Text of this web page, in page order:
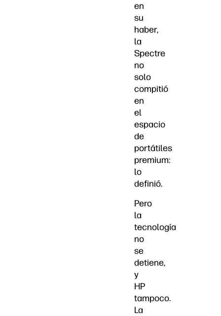
en
su
haber,
la
Spectre
no
solo
compitió
en
el
espacio
de
portátiles
premium:
lo
definió.
Pero
la
tecnología
no
se
detiene,
y
HP
tampoco.
La